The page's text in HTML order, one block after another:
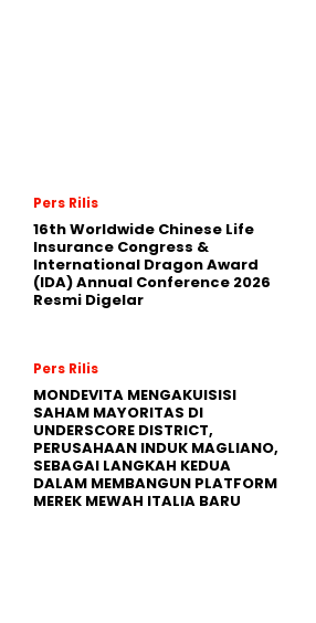
Pers Rilis
16th Worldwide Chinese Life
Insurance Congress &
International Dragon Award
(IDA) Annual Conference 2026
Resmi Digelar
Pers Rilis
MONDEVITA MENGAKUISISI
SAHAM MAYORITAS DI
UNDERSCORE DISTRICT,
PERUSAHAAN INDUK MAGLIANO,
SEBAGAI LANGKAH KEDUA
DALAM MEMBANGUN PLATFORM
MEREK MEWAH ITALIA BARU